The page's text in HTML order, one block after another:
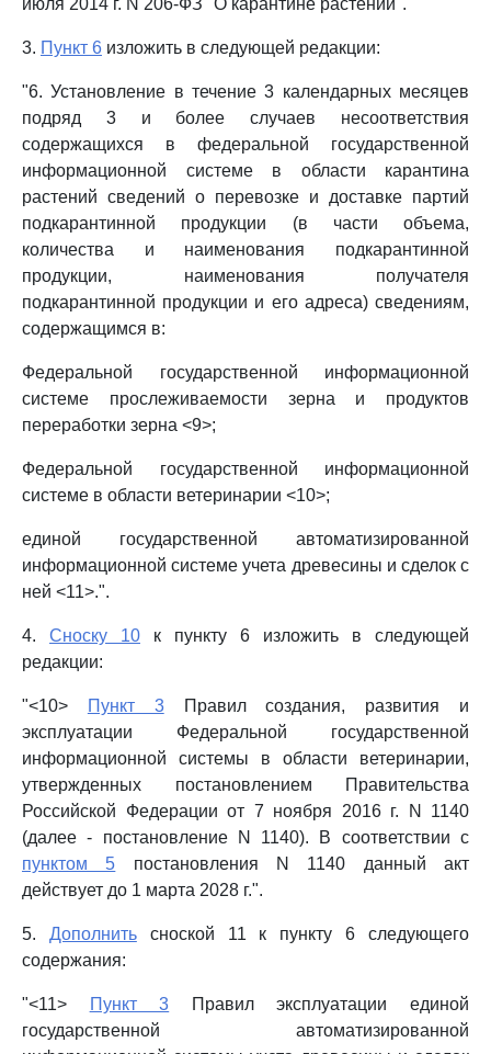
июля 2014 г. N 206-ФЗ "О карантине растений".
3. Пункт 6 изложить в следующей редакции:
"6. Установление в течение 3 календарных месяцев
подряд 3 и более случаев несоответствия
содержащихся в федеральной государственной
информационной системе в области карантина
растений сведений о перевозке и доставке партий
подкарантинной продукции (в части объема,
количества и наименования подкарантинной
продукции, наименования получателя
подкарантинной продукции и его адреса) сведениям,
содержащимся в:
Федеральной государственной информационной
системе прослеживаемости зерна и продуктов
переработки зерна <9>;
Федеральной государственной информационной
системе в области ветеринарии <10>;
единой государственной автоматизированной
информационной системе учета древесины и сделок с
ней <11>.".
4. Сноску 10 к пункту 6 изложить в следующей
редакции:
"<10> Пункт 3Правил создания, развития и
эксплуатации Федеральной государственной
информационной системы в области ветеринарии,
утвержденных постановлением Правительства
Российской Федерации от 7 ноября 2016 г. N 1140
(далее - постановление N 1140). В соответствии с
пунктом 5 постановления N 1140 данный акт
действует до 1 марта 2028 г.".
5. Дополнитьсноской 11 к пункту 6 следующего
содержания:
"<11> Пункт 3 Правил эксплуатации единой
государственной автоматизированной